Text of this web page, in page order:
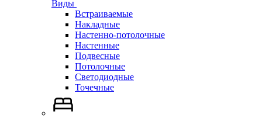
Виды
Встраиваемые
Накладные
Настенно-потолочные
Настенные
Подвесные
Потолочные
Светодиодные
Точечные